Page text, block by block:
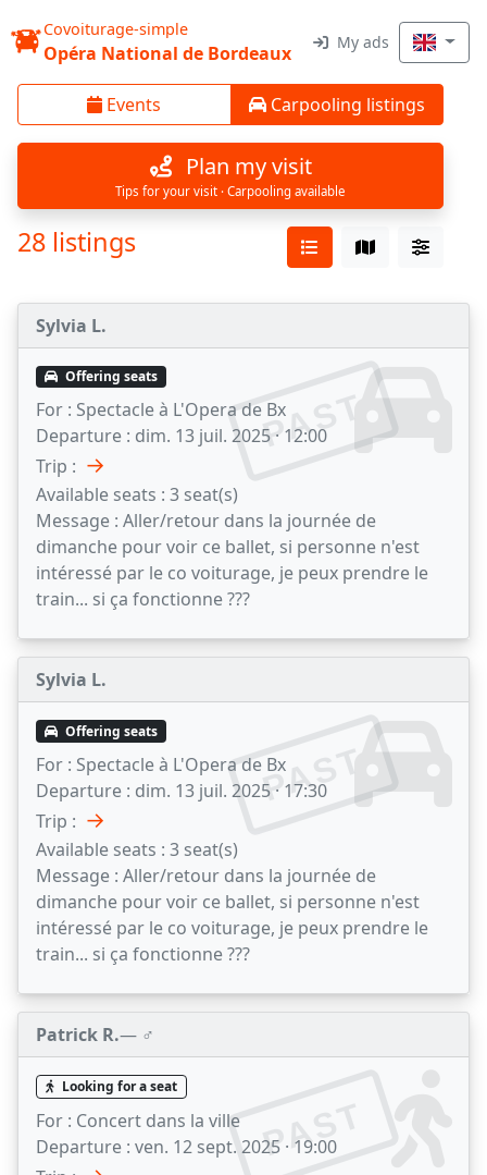
Covoiturage-simple
Opéra National de Bordeaux My ads
Events Carpooling listings
Plan my visit
Tips for your visit · Carpooling available
28 listings
Sylvia L.
PAST
Offering seats
For : Spectacle à L'Opera de Bx
Departure : dim. 13 juil. 2025 · 12:00
Trip : →
Available seats : 3 seat(s)
Message : Aller/retour dans la journée de
dimanche pour voir ce ballet, si personne n'est
intéressé par le co voiturage, je peux prendre le
train... si ça fonctionne ???
Sylvia L.
PAST
Offering seats
For : Spectacle à L'Opera de Bx
Departure : dim. 13 juil. 2025 · 17:30
Trip : →
Available seats : 3 seat(s)
Message : Aller/retour dans la journée de
dimanche pour voir ce ballet, si personne n'est
intéressé par le co voiturage, je peux prendre le
train... si ça fonctionne ???
Patrick R.— ♂️
PAST
Looking for a seat
For : Concert dans la ville
Departure : ven. 12 sept. 2025 · 19:00